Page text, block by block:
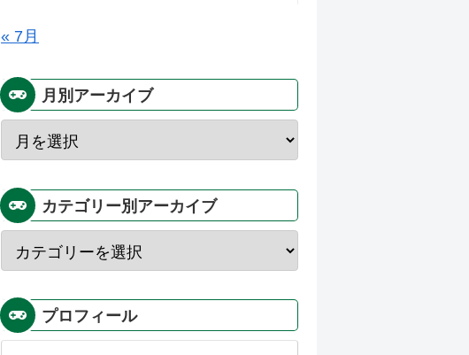
« 7月
月別アーカイブ
カテゴリー別アーカイブ
プロフィール